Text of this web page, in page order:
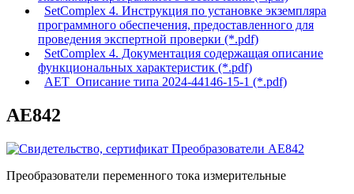
SetComplex 4. Инструкция по установке экземпляра
программного обеспечения, предоставленного для
проведения экспертной проверки (*.pdf)
SetComplex 4. Документация содержащая описание
функциональных характеристик (*.pdf)
АЕТ_Описание типа 2024-44146-15-1 (*.pdf)
AE842
Преобразователи переменного тока измерительные